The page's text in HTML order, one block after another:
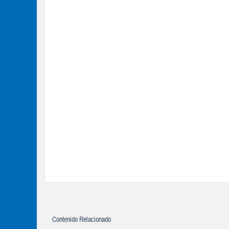
Contenido Relacionado